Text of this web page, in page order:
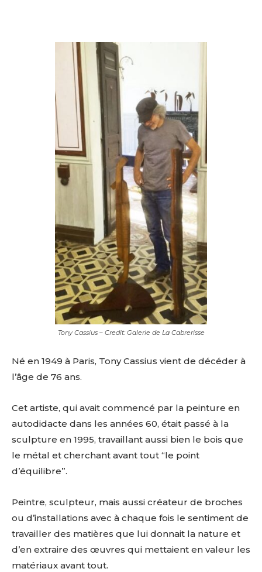
Tony Cassius – Credit: Galerie de La Cabrerisse
Né en 1949 à Paris, Tony Cassius vient de décéder à
l’âge de 76 ans.
Cet artiste, qui avait commencé par la peinture en
autodidacte dans les années 60, était passé à la
sculpture en 1995, travaillant aussi bien le bois que
le métal et cherchant avant tout “le point
d’équilibre”.
Peintre, sculpteur, mais aussi créateur de broches
ou d’installations avec à chaque fois le sentiment de
travailler des matières que lui donnait la nature et
d’en extraire des œuvres qui mettaient en valeur les
matériaux avant tout.